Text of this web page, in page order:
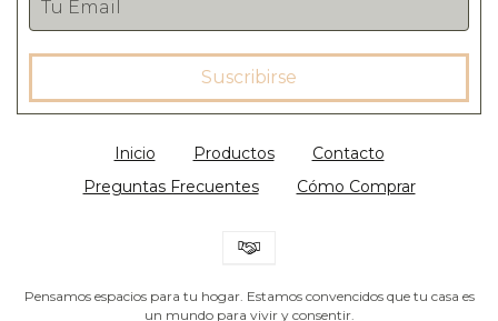
Inicio Productos
Contacto
Preguntas Frecuentes
Cómo Comprar
Pensamos espacios para tu hogar. Estamos convencidos que tu casa es
un mundo para vivir y consentir.